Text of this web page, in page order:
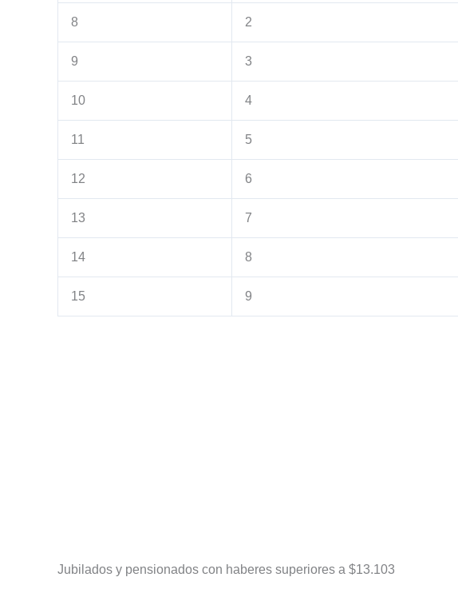
8 2
9 3
10 4
11 5
12 6
13 7
14 8
15 9
Jubilados y pensionados con haberes superiores a $13.103